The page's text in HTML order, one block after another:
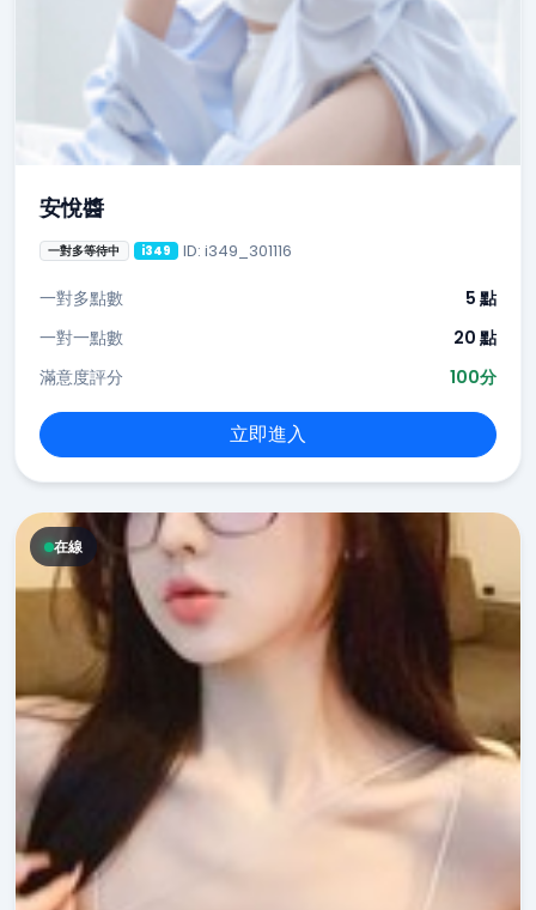
安悅醬
一對多等待中 i349 ID: i349_301116
一對多點數
5 點
一對一點數
20 點
滿意度評分
100分
立即進入
在線